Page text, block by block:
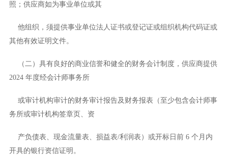
照；供应商如为事业单位或其
他组织，须提供事业单位法人证书或登记证或组织机构代码证或
其他有效证明文件。
（二）具有良好的商业信誉和健全的财务会计制度，供应商提供
2024 年度经会计师事务所
或审计机构审计的财务审计报告及财务报表（至少包含会计师事
务所或审计机构签章页、资
产负债表、现金流量表、损益表/利润表）或开标日前 6 个月内
开具的银行资信证明。